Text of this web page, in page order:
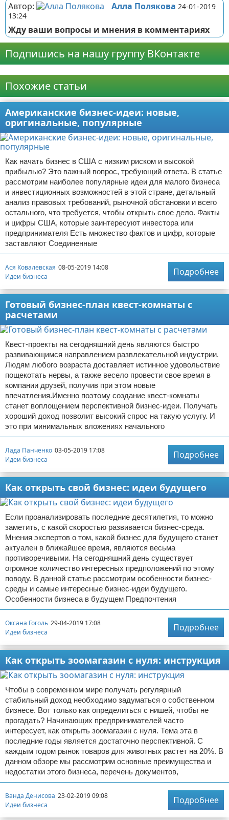
Автор: Алла Полякова 24-01-2019
13:24
Жду ваши вопросы и мнения в комментариях
Подпишись на нашу группу ВКонтакте
Похожие статьи
Американские бизнес-идеи: новые,
оригинальные, популярные
Как начать бизнес в США с низким риском и высокой
прибылью? Это важный вопрос, требующий ответа. В статье
рассмотрим наиболее популярные идеи для малого бизнеса
и инвестиционных возможностей в этой стране, детальный
анализ правовых требований, рыночной обстановки и всего
остального, что требуется, чтобы открыть свое дело. Факты
и цифры США, которые заинтересуют инвестора или
предпринимателя Есть множество фактов и цифр, которые
заставляют Соединенные
Ася Ковалевская 08-05-2019 14:08
Идеи бизнеса
Подробнее
Готовый бизнес-план квест-комнаты с
расчетами
Квест-проекты на сегодняшний день являются быстро
развивающимся направлением развлекательной индустрии.
Людям любого возраста доставляет истинное удовольствие
пощекотать нервы, а также весело провести свое время в
компании друзей, получив при этом новые
впечатления.Именно поэтому создание квест-комнаты
станет воплощением перспективной бизнес-идеи. Получать
хороший доход позволит высокий спрос на такую услугу. И
это при минимальных вложениях начального
Лада Панченко 03-05-2019 17:08
Идеи бизнеса
Подробнее
Как открыть свой бизнес: идеи будущего
Если проанализировать последние десятилетия, то можно
заметить, с какой скоростью развивается бизнес-среда.
Мнения экспертов о том, какой бизнес для будущего станет
актуален в ближайшее время, являются весьма
противоречивыми. На сегодняшний день существует
огромное количество интересных предположений по этому
поводу. В данной статье рассмотрим особенности бизнес-
среды и самые интересные бизнес-идеи будущего.
Особенности бизнеса в будущем Предпочтения
Оксана Гоголь 29-04-2019 17:08
Идеи бизнеса
Подробнее
Как открыть зоомагазин с нуля: инструкция
Чтобы в современном мире получать регулярный
стабильный доход необходимо задуматься о собственном
бизнесе. Вот только как определиться с нишей, чтобы не
прогадать? Начинающих предпринимателей часто
интересует, как открыть зоомагазин с нуля. Тема эта в
последние годы является достаточно перспективной. С
каждым годом рынок товаров для животных растет на 20%. В
данном обзоре мы рассмотрим основные преимущества и
недостатки этого бизнеса, перечень документов,
Ванда Денисова 23-02-2019 09:08
Идеи бизнеса
Подробнее